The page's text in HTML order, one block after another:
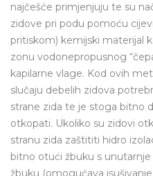
najčešće primjenjuju te su
zidove pri podu pomoću
pritiskom) kemijski materijal
zonu vodonepropusnog
kapilarne vlage. Kod ovih
slučaju debelih zidova
strane zida te je stoga bitno
otkopati. Ukoliko su zidovi
stranu zida zaštititi hidro
bitno otući žbuku s unutarnje
žbuku (omogućava